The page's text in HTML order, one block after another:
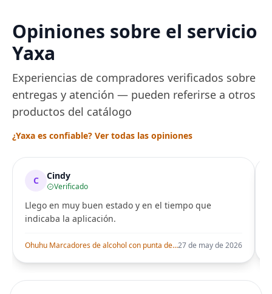
Opiniones sobre el servicio
Yaxa
Experiencias de compradores verificados sobre
entregas y atención — pueden referirse a otros
productos del catálogo
¿Yaxa es confiable? Ver todas las opiniones
C Cindy
Verificado
Llego en muy buen estado y en el tiempo que
indicaba la aplicación.
Ohuhu Marcadores de alcohol con punta de pincel – Juego de marcadores artísticos de doble punta con certificación AP para artistas adultos27 de may de 2026